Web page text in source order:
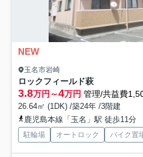
NEW
玉名市岩崎
ロックフィールド萩
3.8万円～4万円 管理/共益費
26.64㎡ (1DK) /築24年 /3階建
鹿児島本線「玉名」駅 徒歩11分
駐輪場 オートロック バイク置